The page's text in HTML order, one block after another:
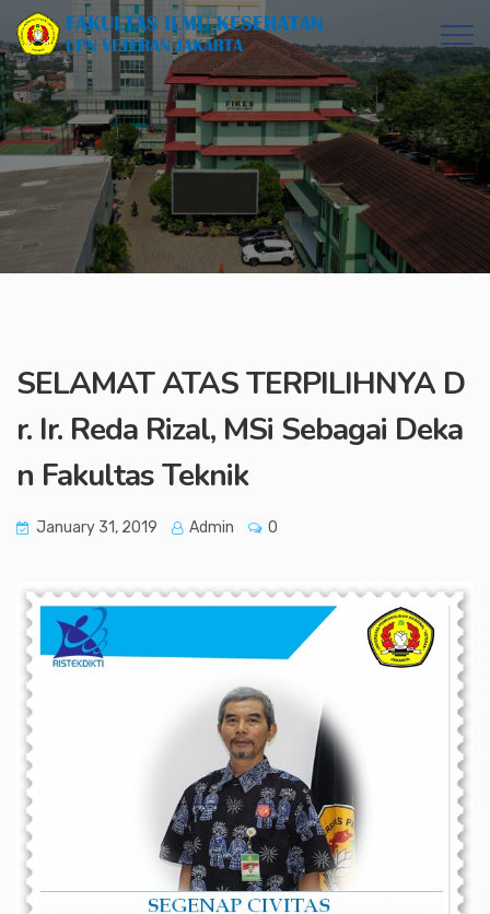
SELAMAT ATAS TERPILIHNYA D
r. Ir. Reda Rizal, MSi Sebagai Deka
n Fakultas Teknik
January 31, 2019 Admin 0